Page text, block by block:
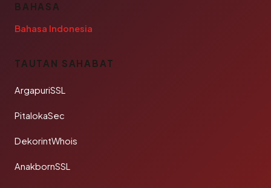
BAHASA
Bahasa Indonesia
TAUTAN SAHABAT
ArgapuriSSL
PitalokaSec
DekorintWhois
AnakbornSSL